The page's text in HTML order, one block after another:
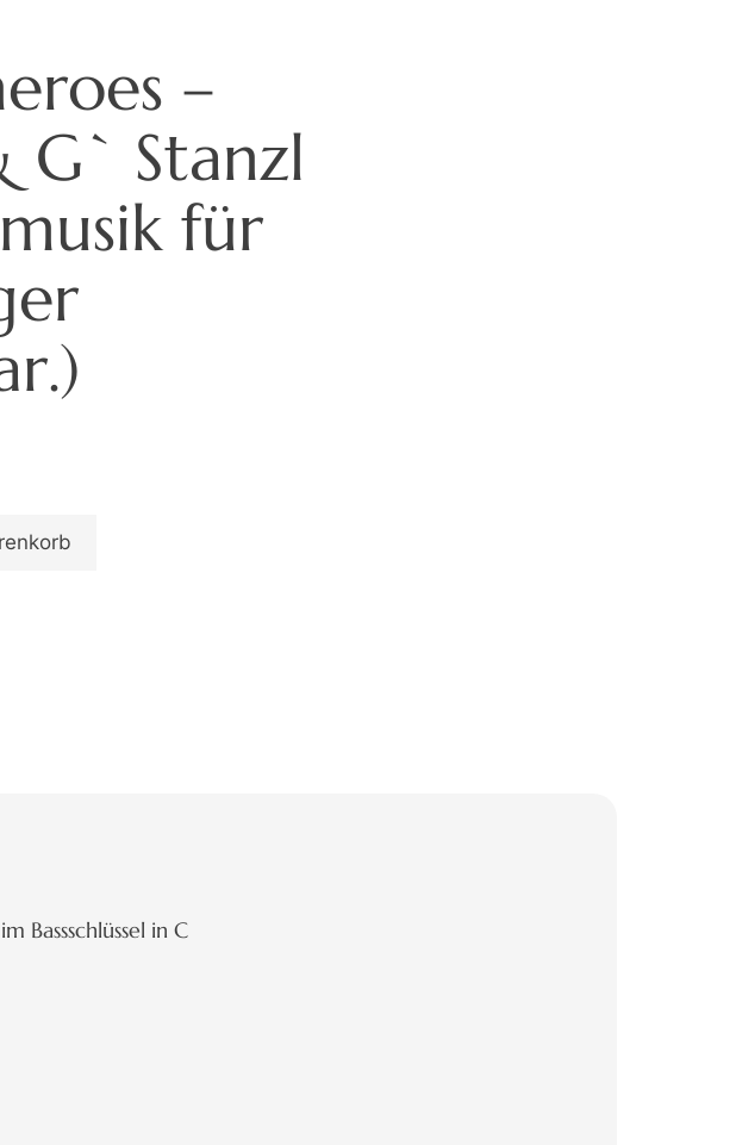
–
G` Stanzl
für
Bassschlüssel in C